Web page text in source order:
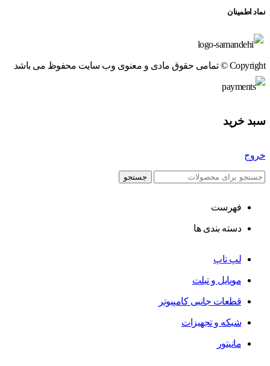
نماد اطمینان
Copyright © تمامی حقوق مادی و معنوی وب سایت محفوظ می باشد
سبد خرید
خروج
جستجو
فهرست
دسته بندی ها
لپ تاپ
موبایل و تبلت
قطعات جانبی کامپیوتر
شبکه و تجهیزات
مانیتور